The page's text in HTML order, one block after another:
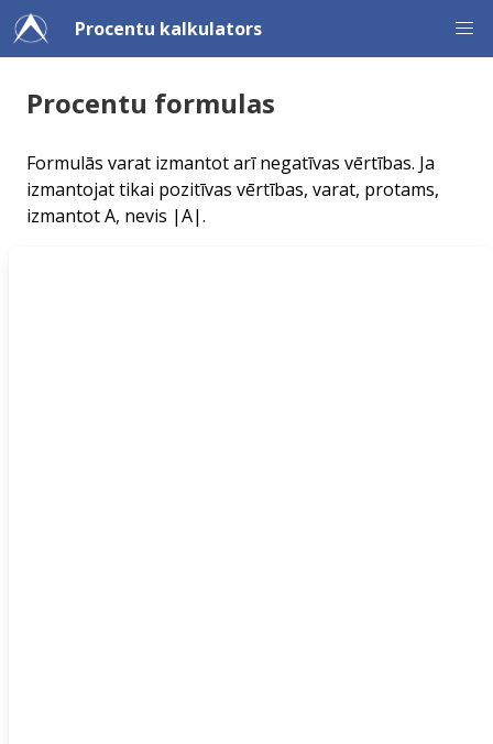
Procentu kalkulators
Procentu formulas
Formulās varat izmantot arī negatīvas vērtības. Ja
izmantojat tikai pozitīvas vērtības, varat, protams,
izmantot A, nevis |A|.